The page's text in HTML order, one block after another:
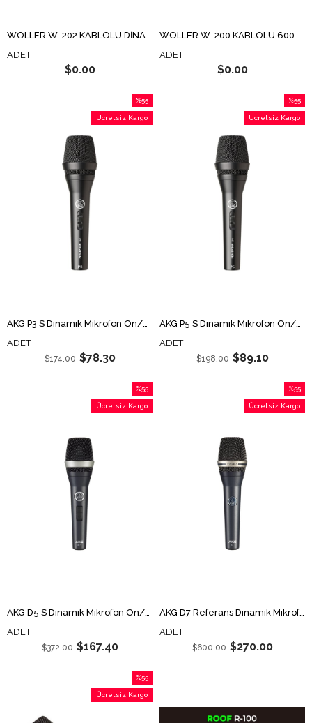
ADET
$0.00
ADET
$0.00
AKG P3 S Dinamik Mikrofon On/Off Switch li
ADET
$78.30
$174.00
%55
İndirim
Ücretsiz Kargo
AKG P5 S Dinamik Mikrofon On/Off Switch li
ADET
$89.10
$198.00
%55
İndirim
Ücretsiz Kargo
ADET
$167.40
$372.00
%55
İndirim
Ücretsiz Kargo
AKG D7 Referans Dinamik Mikrofon
ADET
$270.00
$600.00
%55
İndirim
Ücretsiz Kargo
%55
İndirim
Ücretsiz Kargo